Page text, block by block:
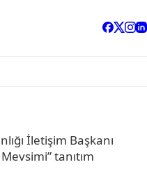
İletişim Başkanı
tanıtım